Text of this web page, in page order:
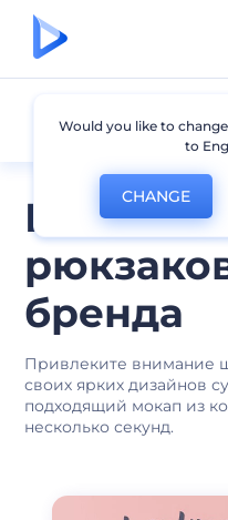
бренда
Привлеките внимание
своих ярких дизайнов
подходящий мокап из
несколько секунд.
Мокапы
Would you like to
to
CHANGE